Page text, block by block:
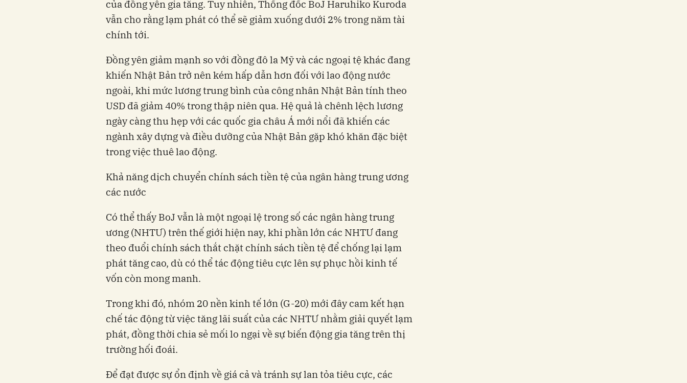
của đồng yên gia tăng. Tuy nhiên, Thống đốc BoJ Haruhiko Kuroda
vẫn cho rằng lạm phát có thể sẽ giảm xuống dưới 2% trong năm tài
chính tới.
Đồng yên giảm mạnh so với đồng đô la Mỹ và các ngoại tệ khác đang
khiến Nhật Bản trở nên kém hấp dẫn hơn đối với lao động nước
ngoài, khi mức lương trung bình của công nhân Nhật Bản tính theo
USD đã giảm 40% trong thập niên qua. Hệ quả là chênh lệch lương
ngày càng thu hẹp với các quốc gia châu Á mới nổi đã khiến các
ngành xây dựng và điều dưỡng của Nhật Bản gặp khó khăn đặc biệt
trong việc thuê lao động.
Khả năng dịch chuyển chính sách tiền tệ của ngân hàng trung ương
các nước
Có thể thấy BoJ vẫn là một ngoại lệ trong số các ngân hàng trung
ương (NHTƯ) trên thế giới hiện nay, khi phần lớn các NHTƯ đang
theo đuổi chính sách thắt chặt chính sách tiền tệ để chống lại lạm
phát tăng cao, dù có thể tác động tiêu cực lên sự phục hồi kinh tế
vốn còn mong manh.
Trong khi đó, nhóm 20 nền kinh tế lớn (G-20) mới đây cam kết hạn
chế tác động từ việc tăng lãi suất của các NHTƯ nhằm giải quyết lạm
phát, đồng thời chia sẻ mối lo ngại về sự biến động gia tăng trên thị
trường hối đoái.
Để đạt được sự ổn định về giá cả và tránh sự lan tỏa tiêu cực, các